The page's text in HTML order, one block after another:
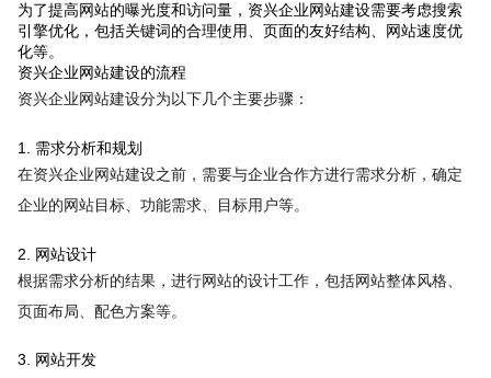
为了提高网站的曝光度和访问量，资兴企业网站建设需要考虑搜索
引擎优化，包括关键词的合理使用、页面的友好结构、网站速度优
化等。
资兴企业网站建设的流程
资兴企业网站建设分为以下几个主要步骤：
1. 需求分析和规划
在资兴企业网站建设之前，需要与企业合作方进行需求分析，确定
企业的网站目标、功能需求、目标用户等。
2. 网站设计
根据需求分析的结果，进行网站的设计工作，包括网站整体风格、
页面布局、配色方案等。
3. 网站开发